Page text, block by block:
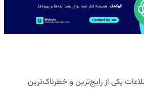
یکی از رایج‌ترین و خطرناک‌ترین